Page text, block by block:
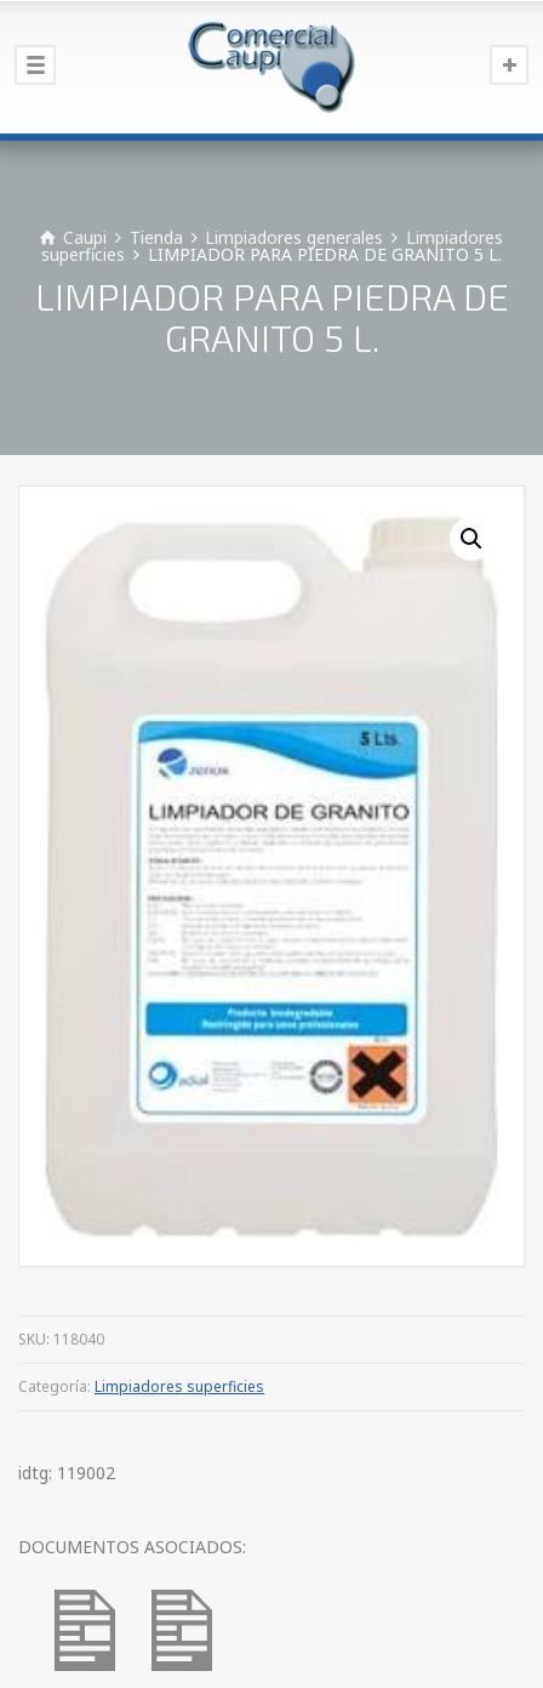
Caupi Tienda Limpiadores generales Limpiadores
superficies LIMPIADOR PARA PIEDRA DE GRANITO 5 L.
LIMPIADOR PARA PIEDRA DE
GRANITO 5 L.
SKU: 118040
Categoría: Limpiadores superficies
idtg: 119002
DOCUMENTOS ASOCIADOS: